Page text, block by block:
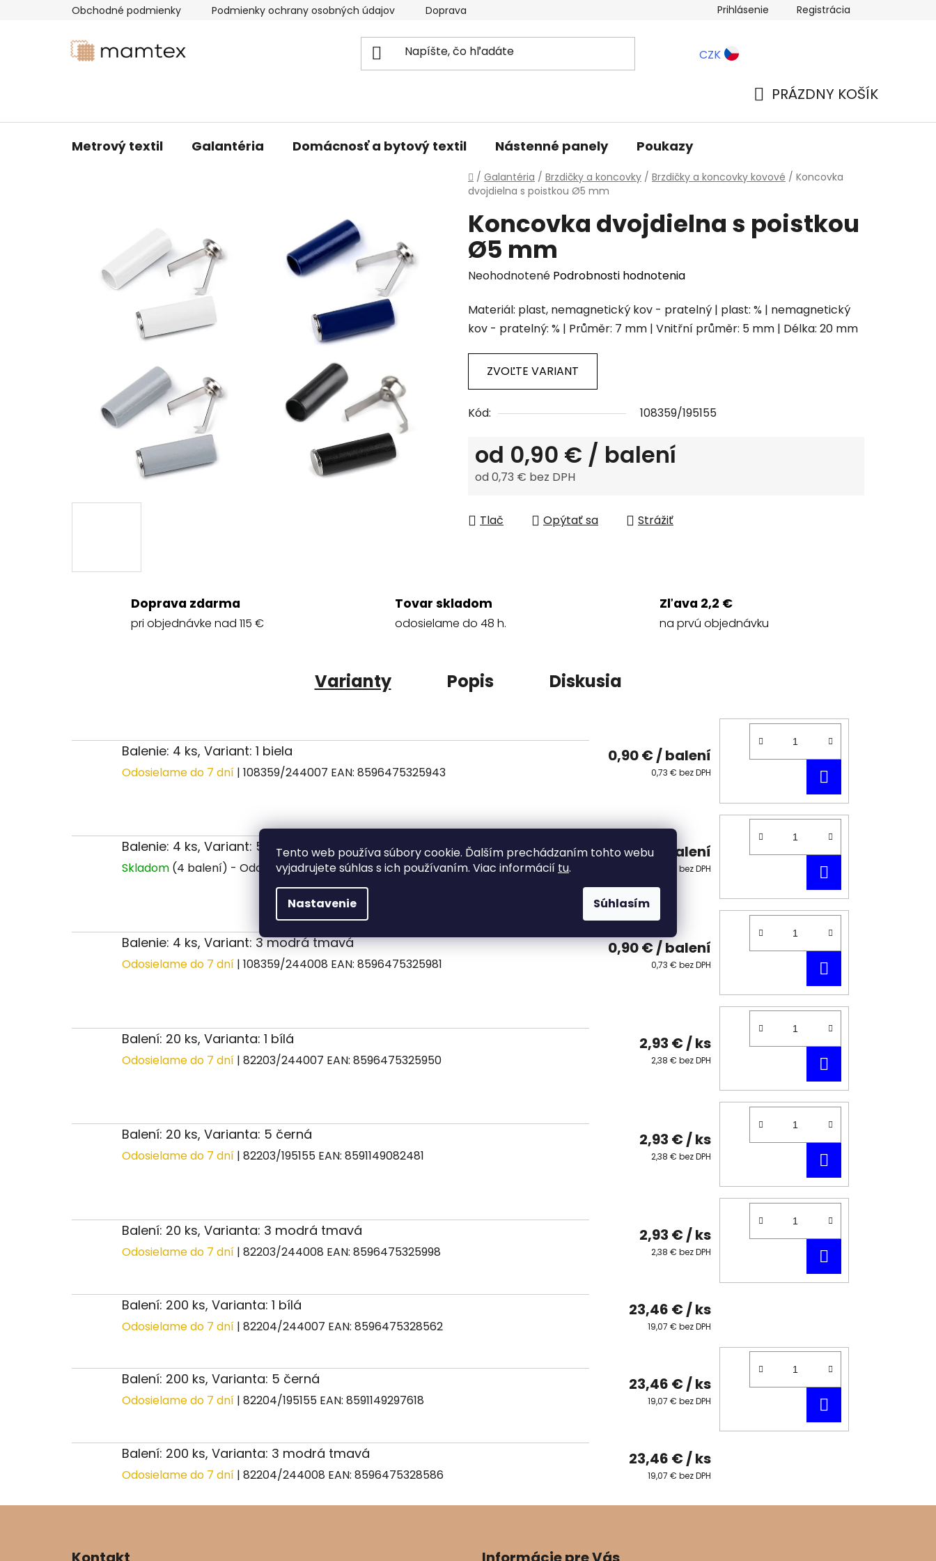
Tento web používa súbory cookie. Ďalším prechádzaním tohto webu
vyjadrujete súhlas s ich používaním. Viac informácií tu.
Nastavenie Súhlasím
Obchodné podmienky Podmienky ochrany osobných údajov Doprava a platba Blog
Prihlásenie Registrácia
CZK
PRÁZDNY KOŠÍK
Metrový textil Galantéria Domácnosť a bytový textil Nástenné panely Poukazy
Domov
/ Galantéria / Brzdičky a koncovky / Brzdičky a koncovky kovové / Koncovka
dvojdielna s poistkou Ø5 mm
Koncovka dvojdielna s poistkou
Ø5 mm
Priemerné
produktu
je
0,0
5
hviezdičiek.
Neohodnotené Podrobnosti hodnotenia
Materiál: plast, nemagnetický kov - pratelný | plast: % | nemagnetický
kov - pratelný: % | Průměr: 7 mm | Vnitřní průměr: 5 mm | Délka: 20 mm
ZVOĽTE VARIANT
Kód: 108359/195155
od 0,90 € / balení
od0,73 € bez DPH
Tlač
Opýtať sa Strážiť
Doprava zdarma
pri objednávke nad 115 €
Tovar skladom
odosielame do 48 h.
Zľava 2,2 €
na prvú objednávku
Varianty Popis Diskusia
Balenie: 4 ks, Variant: 1 biela
Odosielame do 7 dní | 108359/244007 EAN: 8596475325943
0,90 € / balení
0,73 € bez DPH
KOŠÍKA
Balenie: 4 ks, Variant: 5 čierna
Skladom (4 balení) | 108359/195155EAN:8591149864292
0,90 € / balení
0,73 € bez DPH
KOŠÍKA
Balenie: 4 ks, Variant: 3 modrá tmavá
Odosielame do 7 dní | 108359/244008 EAN: 8596475325981
0,90 €/ balení
0,73 € bez DPH
KOŠÍKA
Balení: 20 ks, Varianta: 1 bílá
Odosielame do 7 dní | 82203/244007 EAN: 8596475325950
2,93 € / ks
2,38 € bez DPH
KOŠÍKA
Balení: 20 ks, Varianta: 5 černá
Odosielame do 7 dní | 82203/195155 EAN: 8591149082481
2,93 € / ks
2,38 € bez DPH
KOŠÍKA
Balení: 20 ks, Varianta: 3 modrá tmavá
Odosielame do 7 dní | 82203/244008 EAN: 8596475325998
2,93 € / ks
2,38 € bez DPH
KOŠÍKA
Balení: 200 ks, Varianta: 1 bílá
Odosielame do 7 dní | 82204/244007 EAN: 8596475328562
23,46 € / ks
19,07 € bez DPH
Balení: 200 ks, Varianta: 5 černá
Odosielame do 7 dní | 82204/195155 EAN: 8591149297618
23,46 € / ks
19,07 € bez DPH
KOŠÍKA
Balení: 200 ks, Varianta: 3 modrá tmavá
Odosielame do 7 dní | 82204/244008 EAN: 8596475328586
23,46 € / ks
19,07 € bez DPH